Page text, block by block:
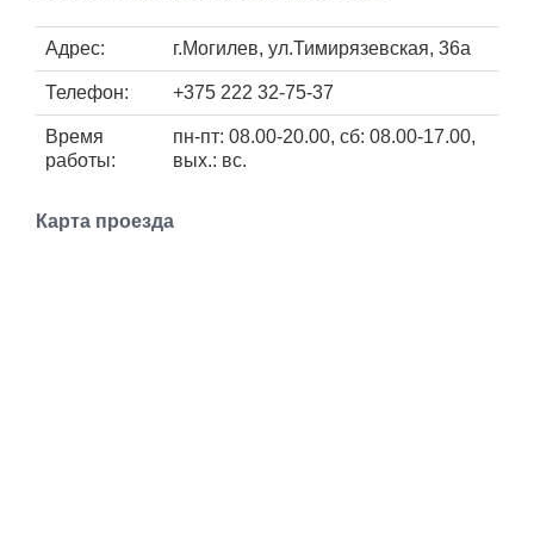
Афиша
Объявления
Адрес: г.Могилев, ул.Тимирязевская, 36а
Телефон: +375 222 32-75-37
Время
работы:
пн-пт: 08.00-20.00, сб: 08.00-17.00,
вых.: вс.
Карта проезда